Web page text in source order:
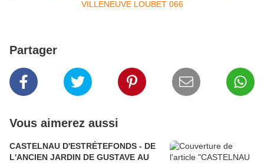
Partager
Vous aimerez aussi
CASTELNAU D'ESTRÉTEFONDS - DE
L'ANCIEN JARDIN DE GUSTAVE AU